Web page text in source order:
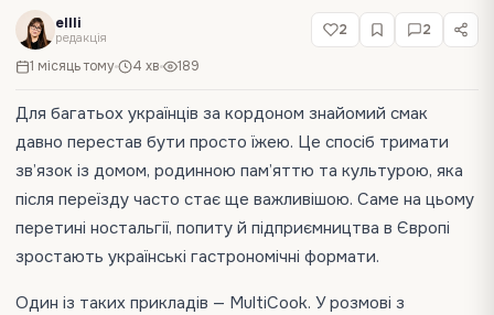
ellli
редакція
1 місяць тому 4 хв 189
2 2
Для багатьох українців за кордоном знайомий смак
давно перестав бути просто їжею. Це спосіб тримати
зв’язок із домом, родинною пам’яттю та культурою, яка
після переїзду часто стає ще важливішою. Саме на цьому
перетині ностальгії, попиту й підприємництва в Європі
зростають українські гастрономічні формати.
Один із таких прикладів — MultiCook. У розмові з